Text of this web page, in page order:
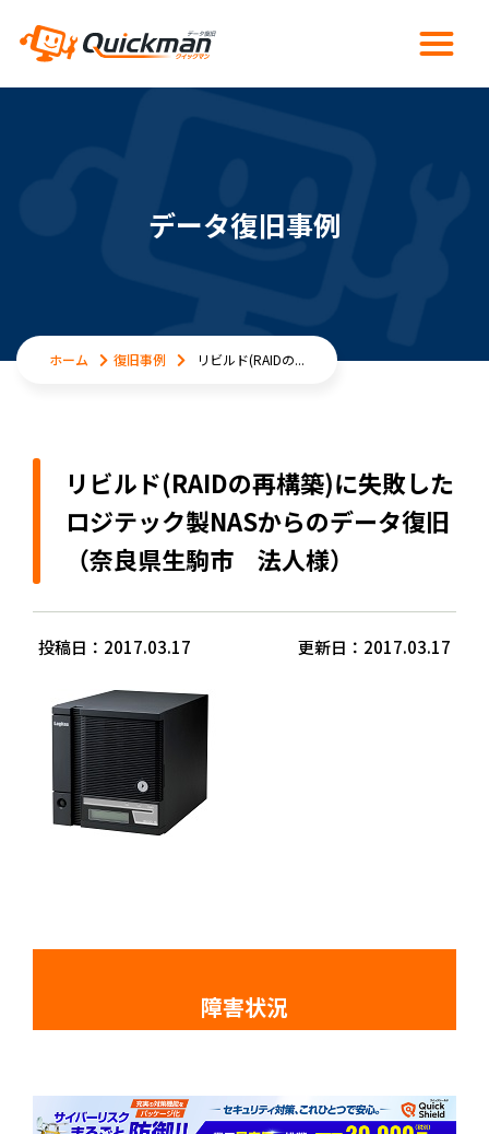
データ復旧事例
ホーム 復旧事例 リビルド(RAIDの...
リビルド(RAIDの再構築)に失敗した
ロジテック製NASからのデータ復旧
（奈良県生駒市 法人様）
投稿日：2017.03.17 更新日：2017.03.17
障害状況